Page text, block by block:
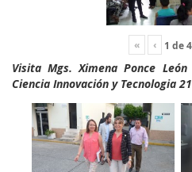
« ‹ 1 de4
Visita Mgs. Ximena Ponce
Ciencia Innovación y Tecnologia